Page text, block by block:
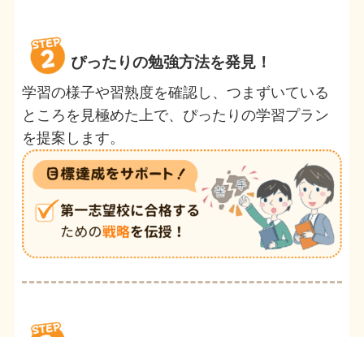
ぴったりの勉強方法を発見！
学習の様子や習熟度を確認し、つまずいている
ところを見極めた上で、ぴったりの学習プラン
を提案します。